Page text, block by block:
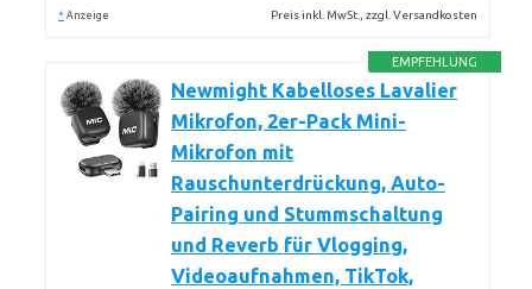
* Anzeige Preis inkl. MwSt., zzgl. Versandkosten
EMPFEHLUNG
Newmight Kabelloses Lavalier
Mikrofon, 2er-Pack Mini-
Mikrofon mit
Rauschunterdrückung, Auto-
Pairing und Stummschaltung
und Reverb für Vlogging,
Videoaufnahmen, TikTok,